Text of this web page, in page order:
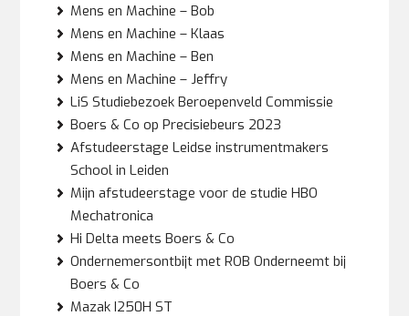
Mens en Machine – Bob
Mens en Machine – Klaas
Mens en Machine – Ben
Mens en Machine – Jeffry
LiS Studiebezoek Beroepenveld Commissie
Boers & Co op Precisiebeurs 2023
Afstudeerstage Leidse instrumentmakers
School in Leiden
Mijn afstudeerstage voor de studie HBO
Mechatronica
Hi Delta meets Boers & Co
Ondernemersontbijt met ROB Onderneemt bij
Boers & Co
Mazak I250H ST